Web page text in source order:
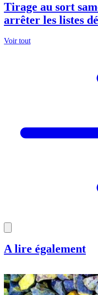
Tirage au sort
arrêter les listes
Voir tout
A lire également